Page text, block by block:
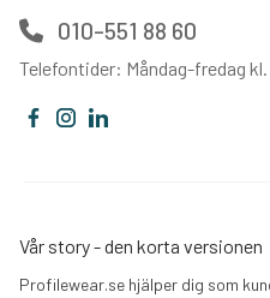
010-551 88 60
Telefontider: Måndag-fredag
Vår story - den korta versionen
Profilewear.se hjälper dig som